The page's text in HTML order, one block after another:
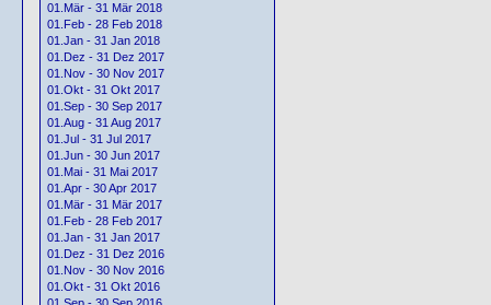
01.Mär - 31 Mär 2018
01.Feb - 28 Feb 2018
01.Jan - 31 Jan 2018
01.Dez - 31 Dez 2017
01.Nov - 30 Nov 2017
01.Okt - 31 Okt 2017
01.Sep - 30 Sep 2017
01.Aug - 31 Aug 2017
01.Jul - 31 Jul 2017
01.Jun - 30 Jun 2017
01.Mai - 31 Mai 2017
01.Apr - 30 Apr 2017
01.Mär - 31 Mär 2017
01.Feb - 28 Feb 2017
01.Jan - 31 Jan 2017
01.Dez - 31 Dez 2016
01.Nov - 30 Nov 2016
01.Okt - 31 Okt 2016